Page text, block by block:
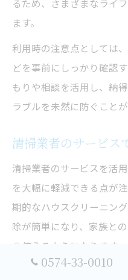
るため、さまざまなライ
ます。
利用時の注意点としては
どを事前にしっかり確認
もりや相談を活用し、納
ラブルを未然に防ぐことが
清掃業者のサービス
清掃業者のサービスを活
を大幅に軽減できる点が
期的なハウスクリーニン
除が簡単になり、家族と
を使えるようになります。
特に共働き家庭や小さな
0574-33-0010